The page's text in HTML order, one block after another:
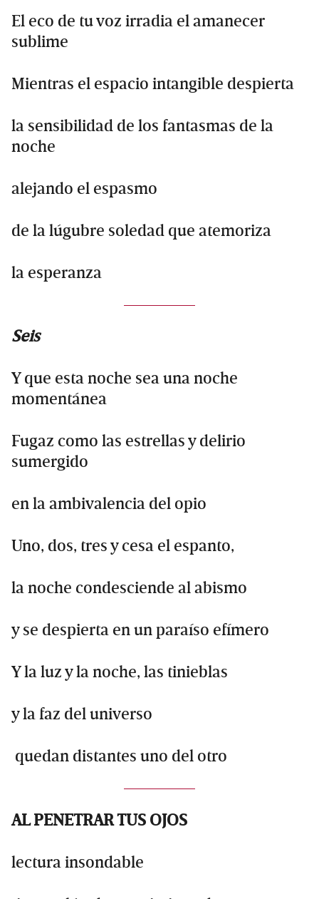
El eco de tu voz irradia el amanecer
sublime
Mientras el espacio intangible despierta
la sensibilidad de los fantasmas de la
noche
alejando el espasmo
de la lúgubre soledad que atemoriza
la esperanza
Seis
Y que esta noche sea una noche
momentánea
Fugaz como las estrellas y delirio
sumergido
en la ambivalencia del opio
Uno, dos, tres y cesa el espanto,
la noche condesciende al abismo
y se despierta en un paraíso efímero
Y la luz y la noche, las tinieblas
y la faz del universo
quedan distantes uno del otro
AL PENETRAR TUS OJOS
lectura insondable